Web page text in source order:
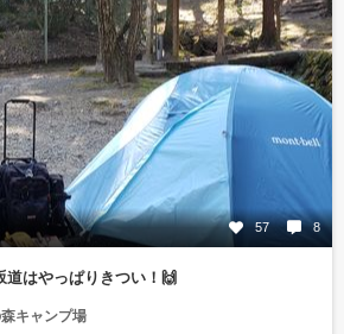
57 8
はやっぱりきつい！🙌
キャンプ場